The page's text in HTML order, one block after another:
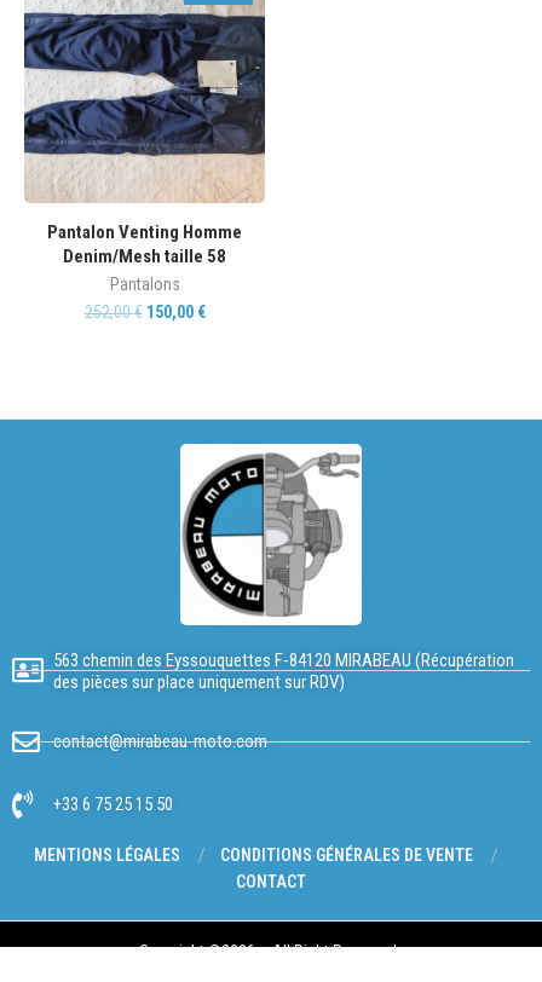
Pantalon Venting Homme
Denim/Mesh taille 58
Pantalons
252,00€ 150,00 €
563 chemin des Eyssouquettes F-84120 MIRABEAU (Récupération
des pièces sur place uniquement sur RDV)
contact@mirabeau-moto.com
+33 6 75 25 15 50
MENTIONS LÉGALES
CONDITIONS GÉNÉRALES DE VENTE
CONTACT
Copyright @2026 – All Right Reserved.